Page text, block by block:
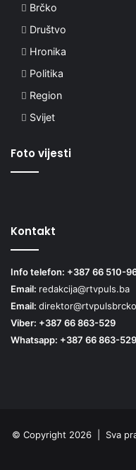
Brčko
Društvo
Hronika
Politika
Region
Svijet
Foto vijesti
Kontakt
Info telefon: +387 66 510-
Email: redakcija@rtvpuls.ba
Email:
Viber: +387 66 863-529
Whatsapp: +387 66 863-529
© Copyright 2026 | Sva